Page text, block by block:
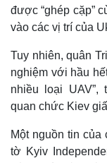
được “ghép cặp”
vào các vị trí của
Tuy nhiên, quân
nghiệm với hầu
nhiều loại
quan chức Kiev
Một nguồn tin
tờ Kyiv